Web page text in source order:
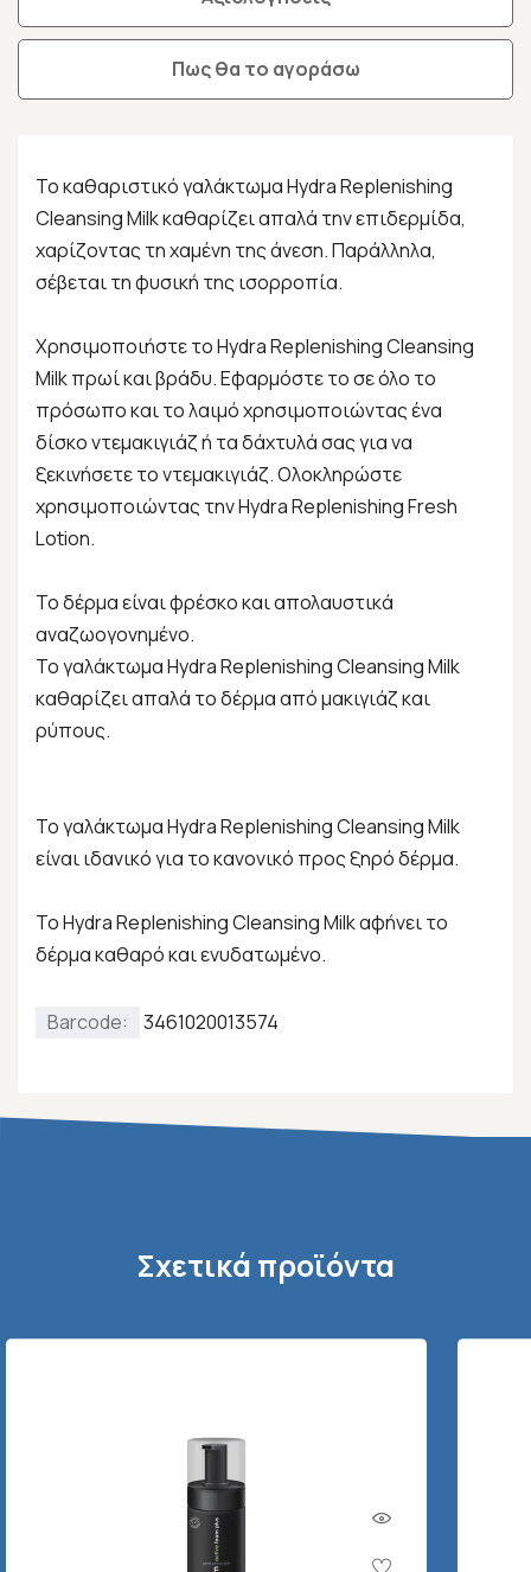
Πως θα το αγοράσω
To καθαριστικό γαλάκτωμα Hydra Replenishing
Cleansing Milk καθαρίζει απαλά την επιδερμίδα,
χαρίζοντας τη χαμένη της άνεση. Παράλληλα,
σέβεται τη φυσική της ισορροπία.
Χρησιμοποιήστε το Hydra Replenishing Cleansing
Milk πρωί και βράδυ. Εφαρμόστε το σε όλο το
πρόσωπο και το λαιμό χρησιμοποιώντας ένα
δίσκο ντεμακιγιάζ ή τα δάχτυλά σας για να
ξεκινήσετε το ντεμακιγιάζ. Ολοκληρώστε
χρησιμοποιώντας την Hydra Replenishing Fresh
Lotion.
Το δέρμα είναι φρέσκο και απολαυστικά
αναζωογονημένο.
Το γαλάκτωμα Hydra Replenishing Cleansing Milk
καθαρίζει απαλά το δέρμα από μακιγιάζ και
ρύπους.
Το γαλάκτωμα Hydra Replenishing Cleansing Milk
είναι ιδανικό για το κανονικό προς ξηρό δέρμα.
Το Hydra Replenishing Cleansing Milk αφήνει το
δέρμα καθαρό και ενυδατωμένο.
Barcode: 3461020013574
Σχετικά προϊόντα